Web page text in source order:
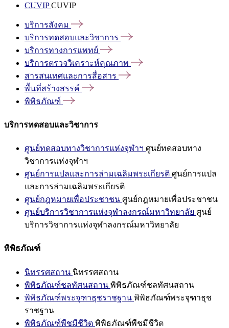
CUVIPCUVIP
บริการสังคม
บริการทดสอบและวิชาการ
บริการทางการแพทย์
บริการตรวจวิเคราะห์คุณภาพ
สารสนเทศและการสื่อสาร
พื้นที่สร้างสรรค์
พิพิธภัณฑ์
บริการทดสอบและวิชาการ
ศูนย์ทดสอบทางวิชาการแห่งจุฬาฯ ศูนย์ทดสอบทาง
วิชาการแห่งจุฬาฯ
ศูนย์การแปลและการล่ามเฉลิมพระเกียรติ ศูนย์การแปล
และการล่ามเฉลิมพระเกียรติ
ศูนย์กฎหมายเพื่อประชาชน ศูนย์กฎหมายเพื่อประชาชน
ศูนย์บริการวิชาการแห่งจุฬาลงกรณ์มหาวิทยาลัย ศูนย์
บริการวิชาการแห่งจุฬาลงกรณ์มหาวิทยาลัย
พิพิธภัณฑ์
นิทรรศสถาน นิทรรศสถาน
พิพิธภัณฑ์ชลทัศนสถาน พิพิธภัณฑ์ชลทัศนสถาน
พิพิธภัณฑ์พระจุฑาธุชราชฐาน พิพิธภัณฑ์พระจุฑาธุช
ราชฐาน
พิพิธภัณฑ์พืชมีชีวิต พิพิธภัณฑ์พืชมีชีวิต